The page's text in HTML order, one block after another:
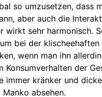
so umzusetzen, dass
aber auch die
wirkt sehr harmonisch.
bei der
wenn man ihn
Konsumverhalten der
immer kränker und
absehen.